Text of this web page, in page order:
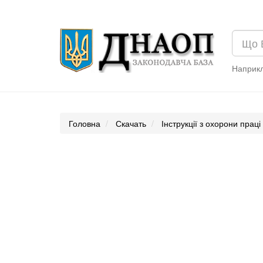
Головна Скачать Інструкції з охорони праці